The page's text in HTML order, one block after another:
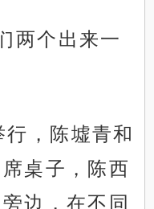
两个出来一
，陈墟青和
桌子，陈西
边，在不同